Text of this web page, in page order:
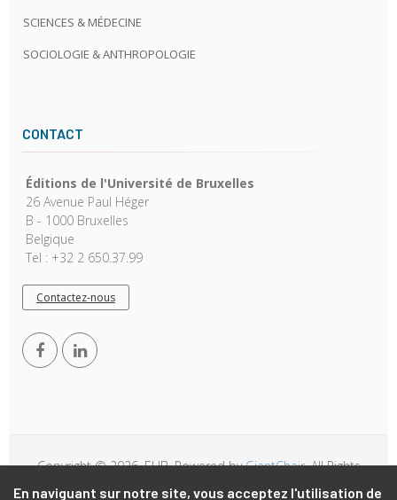
En naviguant sur notre site, vous acceptez l'utilisation de
SCIENCES & MÉDECINE
SOCIOLOGIE & ANTHROPOLOGIE
CONTACT
Éditions de l'Université de Bruxelles
26 Avenue Paul Héger
B - 1000 Bruxelles
Belgique
Tel : +32 2 650.37.99
Contactez-nous
Copyright © 2026, EUB. Powered byGiantChair. All Rights